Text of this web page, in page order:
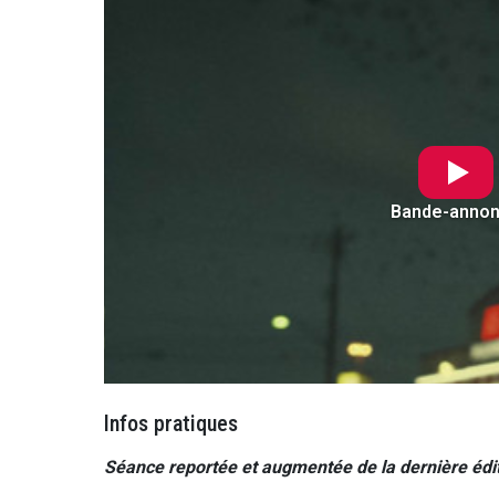
Bande-
Infos pratiques
Séance reportée et augmentée de la dernière